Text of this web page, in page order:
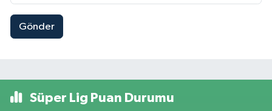
Gönder
Süper Lig Puan Durumu